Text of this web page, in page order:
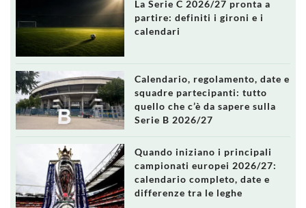
La Serie C 2026/27 pronta a
partire: definiti i gironi e i
calendari
Calendario, regolamento, date e
squadre partecipanti: tutto
quello che c’è da sapere sulla
Serie B 2026/27
Quando iniziano i principali
campionati europei 2026/27:
calendario completo, date e
differenze tra le leghe